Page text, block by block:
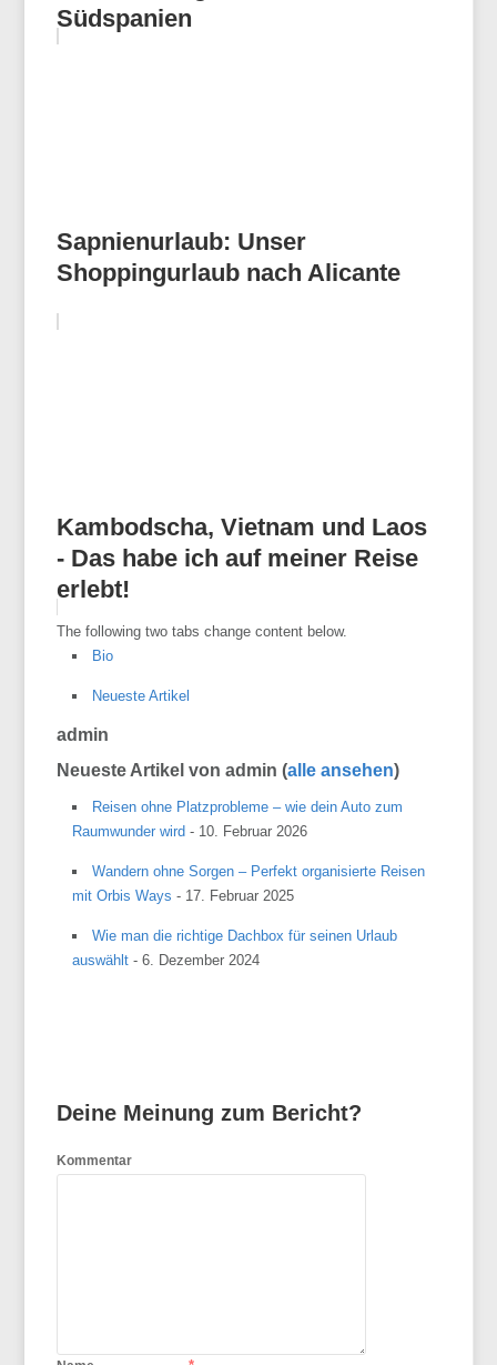
Südspanien
Sapnienurlaub: Unser
Shoppingurlaub nach Alicante
Kambodscha, Vietnam und Laos
- Das habe ich auf meiner Reise
erlebt!
The following two tabs change content below.
Bio
Neueste Artikel
admin
Neueste Artikel von admin(alle ansehen)
Reisen ohne Platzprobleme – wie dein Auto zum
Raumwunder wird - 10. Februar 2026
Wandern ohne Sorgen – Perfekt organisierte Reisen
mit Orbis Ways - 17. Februar 2025
Wie man die richtige Dachbox für seinen Urlaub
auswählt - 6. Dezember 2024
Deine Meinung zum Bericht?
Kommentar